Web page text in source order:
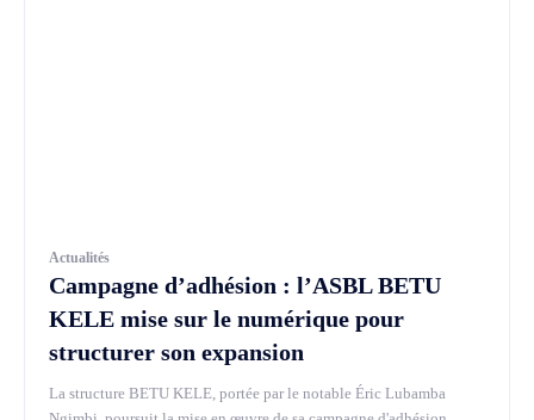
Actualités
Campagne d’adhésion : l’ASBL BETU
KELE mise sur le numérique pour
structurer son expansion
La structure BETU KELE, portée par le notable Éric Lubamba